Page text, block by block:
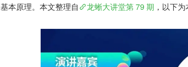
基本原理。本文整理自
龙蜥大讲堂第 79 期 ，以下